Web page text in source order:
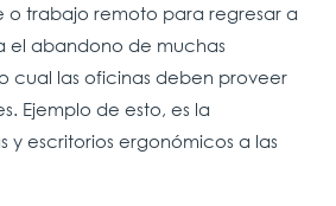
o trabajo remoto para regresar a
el abandono de muchas
cual las oficinas deben proveer
Ejemplo de esto, es la
y escritorios ergonómicos a las